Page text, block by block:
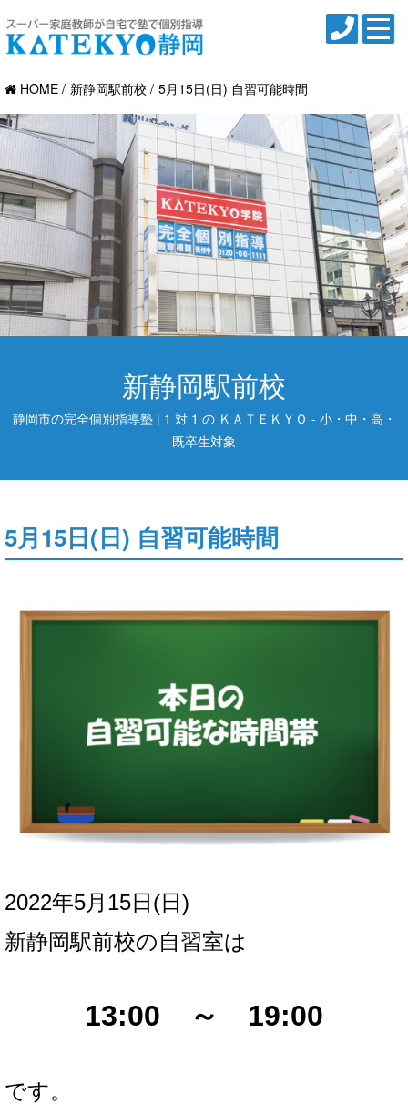
HOME 新静岡駅前校 5月15日(日) 自習可能時間
新静岡駅前校
静岡市の完全個別指導塾 | 1 対 1 の ＫＡＴＥＫＹＯ - 小・中・高・
既卒生対象
5月15日(日) 自習可能時間
2022年5月15日(日)
新静岡駅前校の自習室は
13:00 ～ 19:00
です。